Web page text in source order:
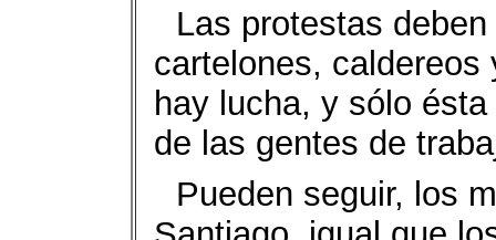
Las protestas
cartelones,
hay lucha, y sólo
de las gentes de
Pueden seguir, los